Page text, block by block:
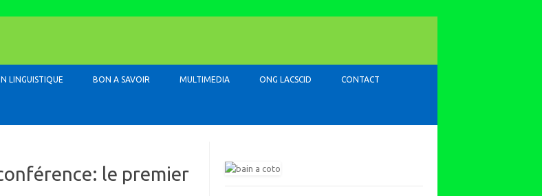
LINGUISTIQUE BON A SAVOIR MULTIMEDIA ONG LACSCID CONTACT
le premier